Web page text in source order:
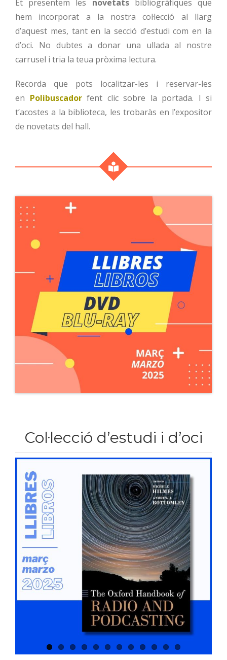
Et presentem les novetatsbibliogràfiques que
hem incorporat a la nostra col·lecció al llarg
d’aquest mes, tant en la secció d’estudi com en la
d’oci. No dubtes a donar una ullada al nostre
carrusel i tria la teua pròxima lectura.
Recorda que pots localitzar-les i reservar-les
en Polibuscadorfent clic sobre la portada. I si
t’acostes a la biblioteca, les trobaràs en l’expositor
de novetats del hall.
Col·lecció d’estudi i d’oci